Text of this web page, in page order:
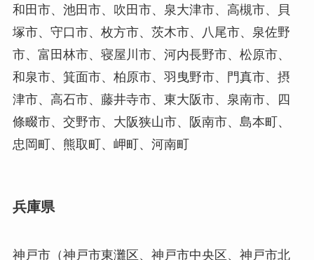
和田市、池田市、吹田市、泉大津市、高槻市、貝
塚市、守口市、枚方市、茨木市、八尾市、泉佐野
市、富田林市、寝屋川市、河内長野市、松原市、
和泉市、箕面市、柏原市、羽曳野市、門真市、摂
津市、高石市、藤井寺市、東大阪市、泉南市、四
條畷市、交野市、大阪狭山市、阪南市、島本町、
忠岡町、熊取町、岬町、河南町
兵庫県
神戸市（神戸市東灘区、神戸市中央区、神戸市北